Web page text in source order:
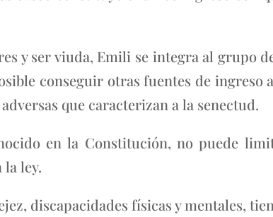
y ser viuda, Emili se integra al grupo
conseguir otras fuentes de ingreso
que caracterizan a la senectud.
en la Constitución, no puede
ley.
discapacidades físicas y mentales,